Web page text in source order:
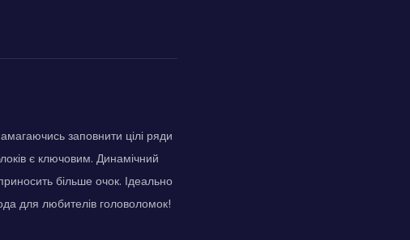
заповнити цілі ряди
є ключовим. Динамічний
більше очок. Ідеально
для любителів головоломок!